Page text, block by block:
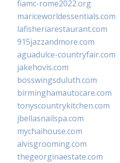
fiamc-rome2022.org
mariceworldessentials.com
lafisheriarestaurant.com
915jazzandmore.com
aguadulce-countryfair.com
jakehovis.com
bosswingsduluth.com
birminghamautocare.com
tonyscountrykitchen.com
jbellasnailspa.com
mychaihouse.com
alvisgrooming.com
thegeorginaestate.com